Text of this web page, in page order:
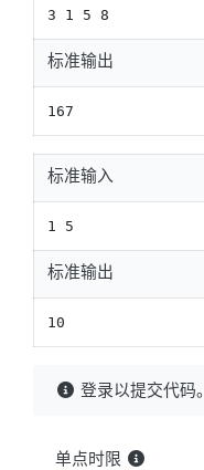
3 1 5 8
标准输出
167
标准输入
1 5
标准输出
10
登录以提交代码。
单点时限